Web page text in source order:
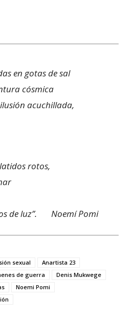
en gotas de sal
cósmica
acuchillada,
rotos,
Noemí Pomi
sexual
Anartista 23
de guerra
Denis Mukwege
Noemi Pomi